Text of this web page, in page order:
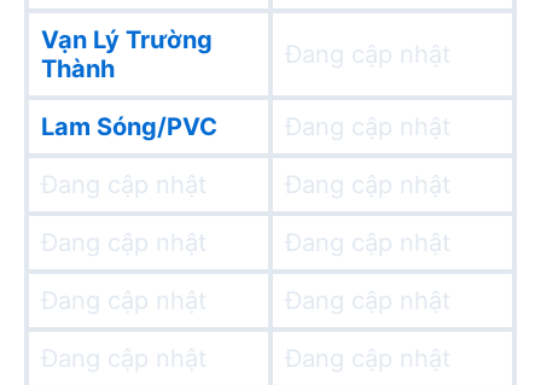
Vạn Lý Trường
Thành
Đang cập nhật
Lam Sóng/PVC
Đang cập nhật
Đang cập nhật
Đang cập nhật
Đang cập nhật
Đang cập nhật
Đang cập nhật
Đang cập nhật
Đang cập nhật
Đang cập nhật